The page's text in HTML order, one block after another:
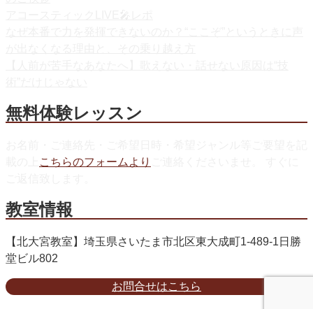
無料体験レッスン
こちらのフォームより
教室情報
【北大宮教室】埼玉県さいたま市北区東大成町1-489-1日勝
堂ビル802
お問合せはこちら